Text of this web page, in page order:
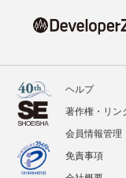
ヘルプ
著作権・リン
会員情報管理
免責事項